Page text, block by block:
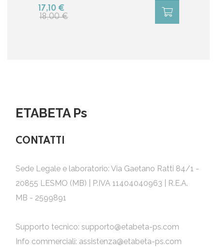
18,00 €
17,10 €
ETABETA Ps
CONTATTI
Sede Legale e laboratorio: Via Gaetano Ratti 84/1 -
20855 LESMO (MB) | P.IVA 11404040963 | R.E.A.
MB - 2599891
Supporto tecnico: supporto@etabeta-ps.com
Info commerciali: assistenza@etabeta-ps.com